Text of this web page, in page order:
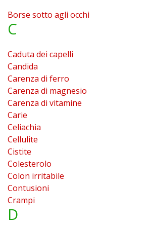
Borse sotto agli occhi
C
Caduta dei capelli
Candida
Carenza di ferro
Carenza di magnesio
Carenza di vitamine
Carie
Celiachia
Cellulite
Cistite
Colesterolo
Colon irritabile
Contusioni
Crampi
D